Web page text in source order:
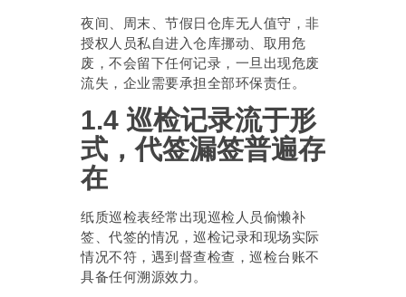
夜间、周末、节假日仓库无人值守，非
授权人员私自进入仓库挪动、取用危
废，不会留下任何记录，一旦出现危废
流失，企业需要承担全部环保责任。
1.4 巡检记录流于形
式，代签漏签普遍存
在
纸质巡检表经常出现巡检人员偷懒补
签、代签的情况，巡检记录和现场实际
情况不符，遇到督查检查，巡检台账不
具备任何溯源效力。